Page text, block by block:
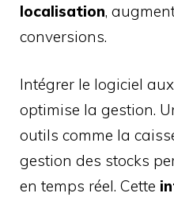
localisation,
conversions.
Intégrer le logiciel
optimise la gestion.
outils comme la
gestion des stocks
en temps réel. Cette